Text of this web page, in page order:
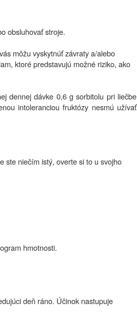
obsluhovať stroje.
môžu vyskytnúť závraty a/alebo
ktoré predstavujú možné riziko, ako
dennej dávke 0,6 g sorbitolu pri liečbe
intoleranciou fruktózy nesmú užívať
ste niečím istý, overte si to u svojho
hmotnosti.
deň ráno. Účinok nastupuje